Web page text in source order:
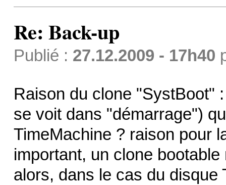
Re: Back-up
Publié : 27.12.2009 - 17h40
Raison du clone "SystBoot"
se voit dans "démarrage")
TimeMachine ? raison pour
important, un clone
alors, dans le cas du disque